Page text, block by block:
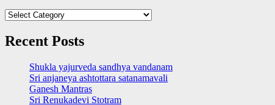
Categories
Recent Posts
Shukla yajurveda sandhya vandanam
Sri anjaneya ashtottara satanamavali
Ganesh Mantras
Sri Renukadevi Stotram